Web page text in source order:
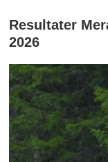
Resultater
2026